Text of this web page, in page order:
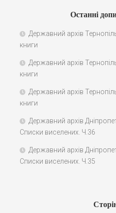
Останні
Державний архів
книги
Державний архів
книги
Державний архів
книги
Державний архів
Списки виселених. Ч.36
Державний архів
Списки виселених. Ч.35